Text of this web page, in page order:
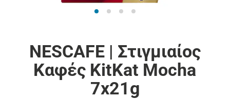
NESCAFE | Στιγμιαίος
Καφές KitKat Mocha
7x21g